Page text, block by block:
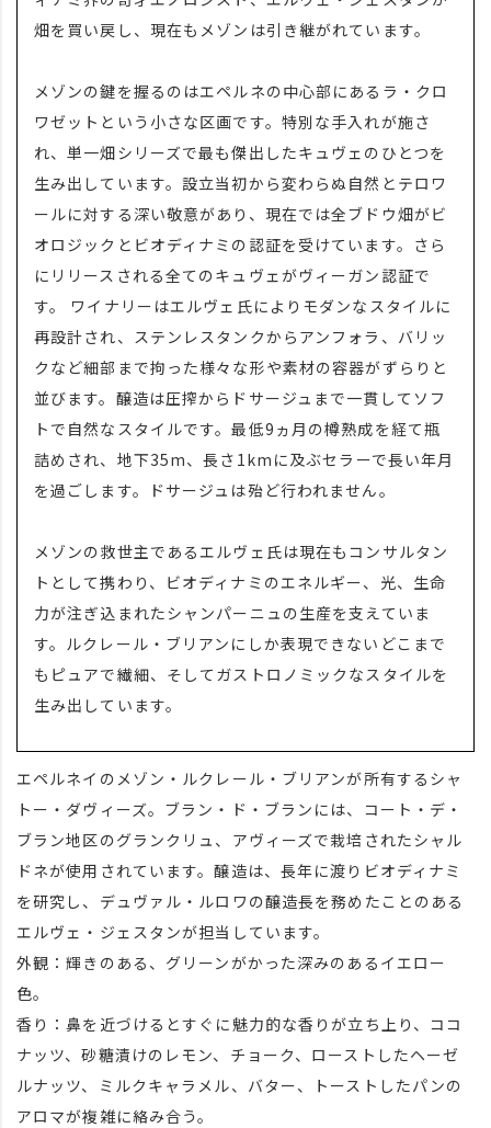
畑を買い戻し、現在もメゾンは引き継がれています。
メゾンの鍵を握るのはエペルネの中心部にあるラ・クロ
ワゼットという小さな区画です。特別な手入れが施さ
れ、単一畑シリーズで最も傑出したキュヴェのひとつを
生み出しています。設立当初から変わらぬ自然とテロワ
ールに対する深い敬意があり、現在では全ブドウ畑がビ
オロジックとビオディナミの認証を受けています。さら
にリリースされる全てのキュヴェがヴィーガン認証で
す。 ワイナリーはエルヴェ氏によりモダンなスタイルに
再設計され、ステンレスタンクからアンフォラ、バリッ
クなど細部まで拘った様々な形や素材の容器がずらりと
並びます。醸造は圧搾からドサージュまで一貫してソフ
トで自然なスタイルです。最低9ヵ月の樽熟成を経て瓶
詰めされ、地下35m、長さ1kmに及ぶセラーで長い年月
を過ごします。ドサージュは殆ど行われません。
メゾンの救世主であるエルヴェ氏は現在もコンサルタン
トとして携わり、ビオディナミのエネルギー、光、生命
力が注ぎ込まれたシャンパーニュの生産を支えていま
す。ルクレール・ブリアンにしか表現できないどこまで
もピュアで繊細、そしてガストロノミックなスタイルを
生み出しています。
エペルネイのメゾン・ルクレール・ブリアンが所有するシャ
トー・ダヴィーズ。ブラン・ド・ブランには、コート・デ・
ブラン地区のグランクリュ、アヴィーズで栽培されたシャル
ドネが使用されています。醸造は、長年に渡りビオディナミ
を研究し、デュヴァル・ルロワの醸造長を務めたことのある
エルヴェ・ジェスタンが担当しています。
外観：輝きのある、グリーンがかった深みのあるイエロー
色。
香り：鼻を近づけるとすぐに魅力的な香りが立ち上り、ココ
ナッツ、砂糖漬けのレモン、チョーク、ローストしたヘーゼ
ルナッツ、ミルクキャラメル、バター、トーストしたパンの
アロマが複雑に絡み合う。